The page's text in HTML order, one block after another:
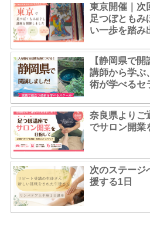
東京開催｜次
足つぼともみ
い一歩を踏み
【静岡県で
講師から学ぶ
術が学べるセ
奈良県よりご
でサロン開業
次のステージ
援する1日